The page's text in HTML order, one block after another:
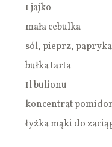
1 jajko
mała cebulka
sól, pieprz,
bułka tarta
1l bulionu
koncentrat
łyżka mąki do